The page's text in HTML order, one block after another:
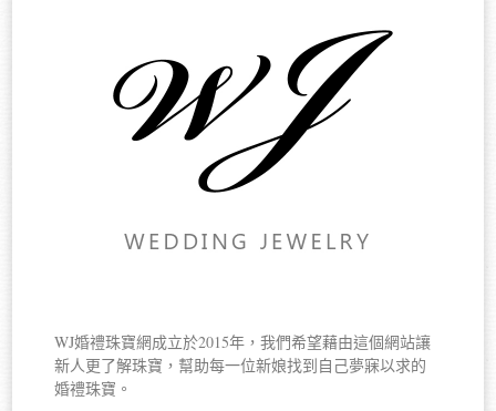
WJ婚禮珠寶網成立於2015年，我們希望藉由這個網站讓
新人更了解珠寶，幫助每一位新娘找到自己夢寐以求的
婚禮珠寶。